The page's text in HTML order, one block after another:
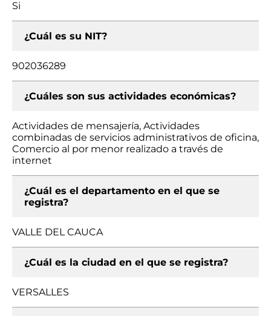
Si
¿Cuál es su NIT?
902036289
¿Cuáles son sus actividades económicas?
Actividades de mensajería, Actividades
combinadas de servicios administrativos de oficina,
Comercio al por menor realizado a través de
internet
¿Cuál es el departamento en el que se
registra?
VALLE DEL CAUCA
¿Cuál es la ciudad en el que se registra?
VERSALLES